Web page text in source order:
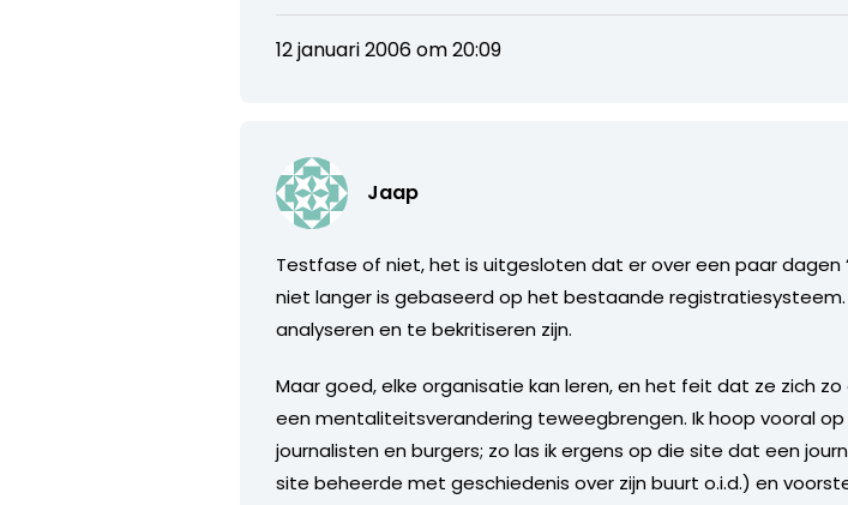
12 januari 2006 om 20:09
Jaap
Testfase of niet, het is uitgesloten dat er over een paar dagen
niet langer is gebaseerd op het bestaande
analyseren en te bekritiseren zijn.
Maar goed, elke organisatie kan leren, en het feit dat ze zich
een mentaliteitsverandering teweegbrengen. Ik hoop vooral
journalisten en burgers; zo las ik ergens op die site dat een
site beheerde met geschiedenis over zijn buurt o.i.d.) en